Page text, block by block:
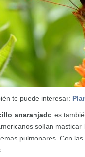
te puede interesar:
anaranjado es
solían
pulmonares. Con